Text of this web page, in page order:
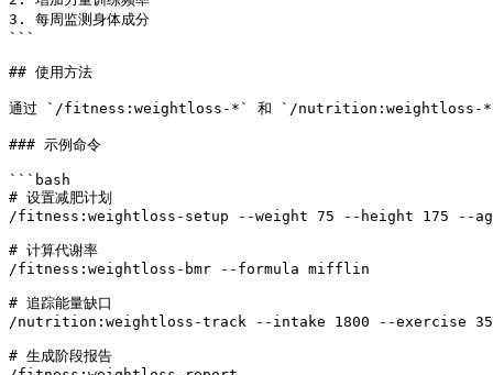
3. 每周监测身体成分
```
## 使用方法
通过 `/fitness:weightloss-*` 和 `/nutrition:weightloss-*`
### 示例命令
```bash
# 设置减肥计划
/fitness:weightloss-setup --weight 75 --height 175 --
# 计算代谢率
/fitness:weightloss-bmr --formula mifflin
# 追踪能量缺口
/nutrition:weightloss-track --intake 1800 --exercise
# 生成阶段报告